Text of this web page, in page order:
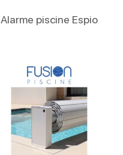
Alarme piscine Espio